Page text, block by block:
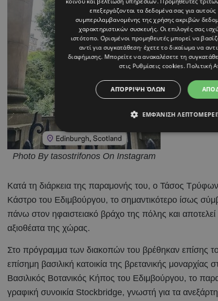
Photo By tasostrifonos On Instagram
Κατά τη διάρκεια της παραμονής του, ο Τάσος
Κάστρο του Εδιμβούργου, το σημαντικότερο ίσως
πάνω στον ηφαιστειακό βράχο της πόλης και
αξιοθέατα της χώρας.
Στο πρόγραμμα των διακοπών του βρέθηκαν επίσης
επίσημη βασιλική κατοικία της βρετανικής
Βασιλικός Βοτανικός Κήπος του Εδιμβούργου, το
γραφική συνοικία Stockbridge, γνωστή για τα
επεξεργάζονται τα δεδομένα σας για
συμπεριλαμβανομένης της χρήσης ακριβών
χαρακτηριστικών συσκευής. Οι επιλογές σας
ιστότοπο. Ορισμένοι προμηθευτές μπορεί να
αντί για συγκατάθεση· έχετε το δικαίωμα να
διαφήμισης. Μπορείτε να ανακαλέσετε τη
στις Ρυθμίσεις cookies. Πολιτική
ΑΠΌΡΡΙΨΗ ΌΛΩΝ
ΕΜΦΆΝΙΣΗ